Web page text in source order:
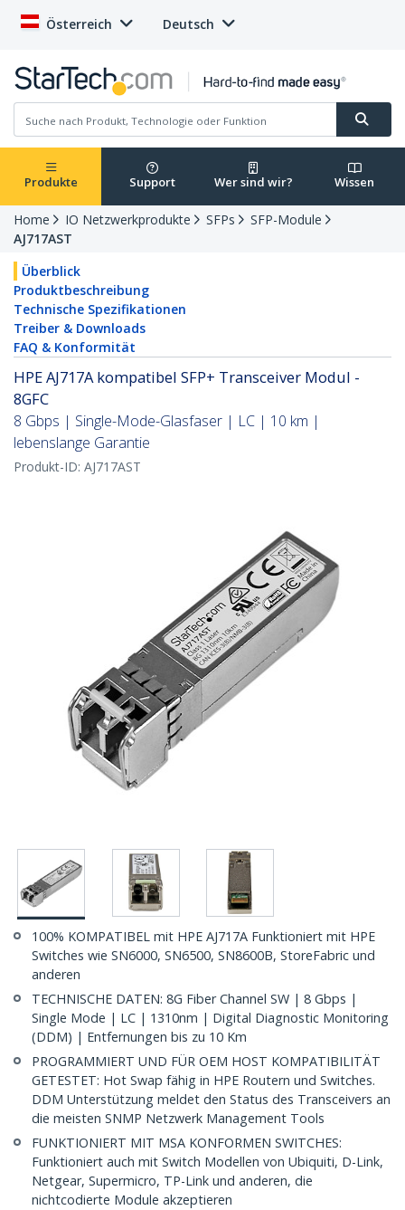
Österreich Deutsch
Produkte Support Wer sind wir? Wissen
Home IO Netzwerkprodukte SFPs
SFP-Module
AJ717AST
Überblick
Produktbeschreibung
Technische Spezifikationen
Treiber & Downloads
FAQ & Konformität
HPE AJ717A kompatibel SFP+ Transceiver Modul -
8GFC
8 Gbps | Single-Mode-Glasfaser | LC | 10 km |
lebenslange Garantie
Produkt-ID: AJ717AST
100% KOMPATIBEL mit HPE AJ717A Funktioniert mit HPE
Switches wie SN6000, SN6500, SN8600B, StoreFabric und
anderen
TECHNISCHE DATEN: 8G Fiber Channel SW | 8 Gbps |
Single Mode | LC | 1310nm | Digital Diagnostic Monitoring
(DDM) | Entfernungen bis zu 10 Km
PROGRAMMIERT UND FÜR OEM HOST KOMPATIBILITÄT
GETESTET: Hot Swap fähig in HPE Routern und Switches.
DDM Unterstützung meldet den Status des Transceivers an
die meisten SNMP Netzwerk Management Tools
FUNKTIONIERT MIT MSA KONFORMEN SWITCHES:
Funktioniert auch mit Switch Modellen von Ubiquiti, D-Link,
Netgear, Supermicro, TP-Link und anderen, die
nichtcodierte Module akzeptieren